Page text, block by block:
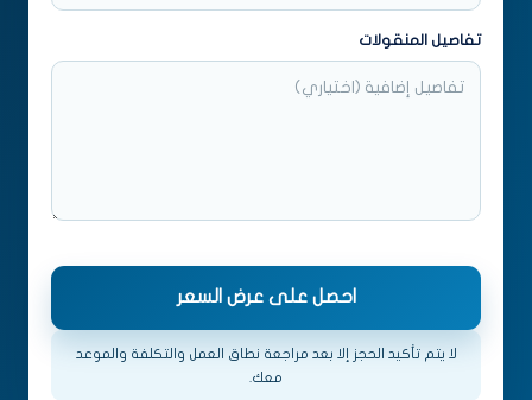
تفاصيل المنقولات
لا يتم تأكيد الحجز إلا بعد مراجعة نطاق العمل والتكلفة والموعد
معك.